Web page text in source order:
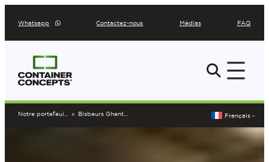
au
contenu
Whatsapp Contactez-nous Médias FAQ
Notre portefeuille » Bisbeurs Ghent Français